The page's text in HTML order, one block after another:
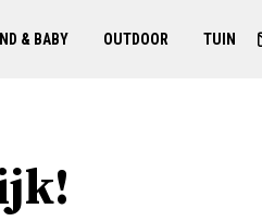
& BABY OUTDOOR TUIN